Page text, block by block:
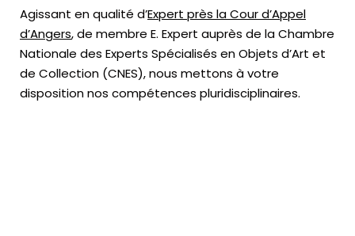
Agissant en qualité d’Expert près la Cour d’Appel
d’Angers, de membre E. Expert auprès de laChambre
Nationale des Experts Spécialisés en Objets d’Art et
de Collection (CNES),nous mettons à votre
disposition nos compétences pluridisciplinaires.